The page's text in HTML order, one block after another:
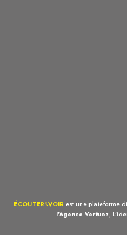
ÉCOUTER&VOIR est une plateforme
l'Agence Vertuoz,